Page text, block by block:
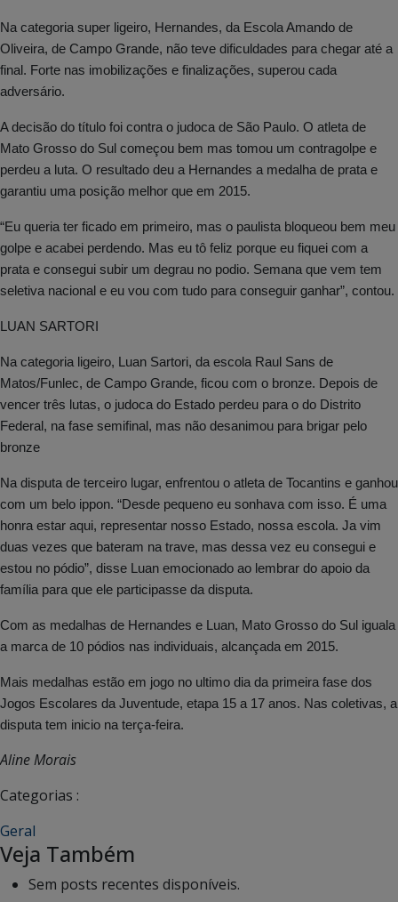
Na categoria super ligeiro, Hernandes, da Escola Amando de
Oliveira, de Campo Grande, não teve dificuldades para chegar até a
final. Forte nas imobilizações e finalizações, superou cada
adversário.
A decisão do título foi contra o judoca de São Paulo. O atleta de
Mato Grosso do Sul começou bem mas tomou um contragolpe e
perdeu a luta. O resultado deu a Hernandes a medalha de prata e
garantiu uma posição melhor que em 2015.
“Eu queria ter ficado em primeiro, mas o paulista bloqueou bem meu
golpe e acabei perdendo. Mas eu tô feliz porque eu fiquei com a
prata e consegui subir um degrau no podio. Semana que vem tem
seletiva nacional e eu vou com tudo para conseguir ganhar”, contou.
LUAN SARTORI
Na categoria ligeiro, Luan Sartori, da escola Raul Sans de
Matos/Funlec, de Campo Grande, ficou com o bronze. Depois de
vencer três lutas, o judoca do Estado perdeu para o do Distrito
Federal, na fase semifinal, mas não desanimou para brigar pelo
bronze
Na disputa de terceiro lugar, enfrentou o atleta de Tocantins e ganhou
com um belo ippon. “Desde pequeno eu sonhava com isso. É uma
honra estar aqui, representar nosso Estado, nossa escola. Ja vim
duas vezes que bateram na trave, mas dessa vez eu consegui e
estou no pódio”, disse Luan emocionado ao lembrar do apoio da
família para que ele participasse da disputa.
Com as medalhas de Hernandes e Luan, Mato Grosso do Sul iguala
a marca de 10 pódios nas individuais, alcançada em 2015.
Mais medalhas estão em jogo no ultimo dia da primeira fase dos
Jogos Escolares da Juventude, etapa 15 a 17 anos. Nas coletivas, a
disputa tem inicio na terça-feira.
Aline Morais
Categorias :
Geral
Veja Também
Sem posts recentes disponíveis.